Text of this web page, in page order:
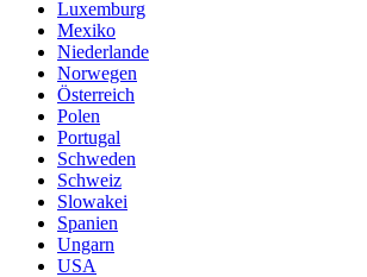
Luxemburg
Mexiko
Niederlande
Norwegen
Österreich
Polen
Portugal
Schweden
Schweiz
Slowakei
Spanien
Ungarn
USA